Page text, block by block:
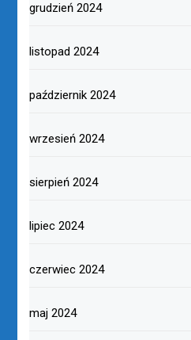
grudzień 2024
listopad 2024
październik 2024
wrzesień 2024
sierpień 2024
lipiec 2024
czerwiec 2024
maj 2024